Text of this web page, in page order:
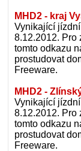
MHD2 - kraj
Vynikající
8.12.2012. Pro
tomto odkazu
prostudovat
Freeware.
MHD2 -
Vynikající
8.12.2012. Pro
tomto odkazu
prostudovat
Freeware.